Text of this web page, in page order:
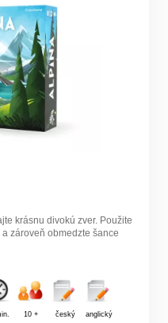
krásnu divokú zver. Použite
zároveň obmedzte šance
10 + český anglický